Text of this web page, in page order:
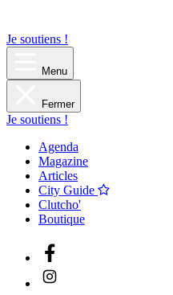
Je soutiens !
Menu
Fermer
Je soutiens !
Agenda
Magazine
Articles
City Guide
Clutcho'
Boutique